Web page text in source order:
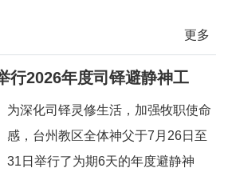
更多
行2026年度司铎避静神工
为深化司铎灵修生活，加强牧职使命
感，台州教区全体神父于7月26日至
31日举行了为期6天的年度避静神